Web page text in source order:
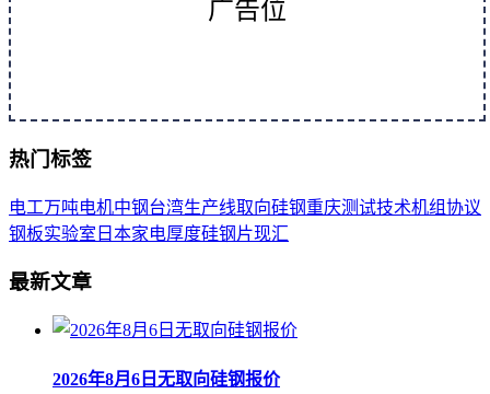
广告位
热门标签
电工万吨电机中钢台湾生产线取向硅钢重庆测试技术机组协议
钢板实验室 日本家电厚度硅钢片现汇
最新文章
2026年8月6日无取向硅钢报价